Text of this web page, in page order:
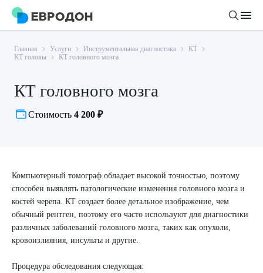
Личный кабинет
О компании
Новости
Врачам
Правовая информация
Политика конфиденциальности
Пользовательское соглашение
Врачи
Направления
Лабораторная диагностика
Инструментальная диагностика
Хирургический стационар
Пациенту
Подготовка к анализам
Подготовка к диагностике
ДМС
Акции
Филиалы
Главная Услуги Инструментальная диагностика
КТ
КТ головы
КТ головного мозга
КТ головного мозга
Стоимость 4 200 ₽
Компьютерный томограф обладает высокой точностью, поэтому
способен выявлять патологические изменения головного мозга и
костей черепа. КТ создает более детальное изображение, чем
обычный рентген, поэтому его часто используют для диагностики
различных заболеваний головного мозга, таких как опухоли,
кровоизлияния, инсульты и другие.
Процедура обследования следующая: